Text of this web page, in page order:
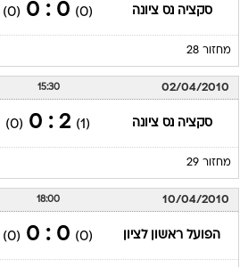
סקציה נס ציונה (0)
0 : 0
(0)
מחזור 28
02/04/2010
15:30
סקציה נס ציונה (1)
2 : 0
(0)
מחזור 29
10/04/2010
18:00
הפועל ראשון לציון (0)
0 : 0
(0)